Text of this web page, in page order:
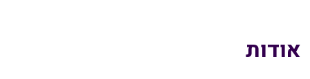
אודות